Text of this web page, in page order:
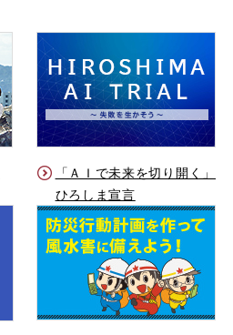
「ＡＩで未来を切り開く」
ひろしま宣言